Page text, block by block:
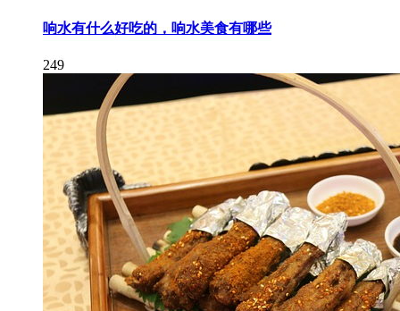
响水有什么好吃的，响水美食有哪些
249